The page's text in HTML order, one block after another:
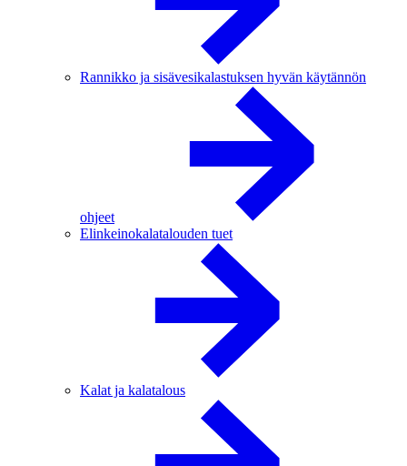
Rannikko ja sisävesikalastuksen hyvän käytännön
ohjeet
Elinkeinokalatalouden tuet
Kalat ja kalatalous